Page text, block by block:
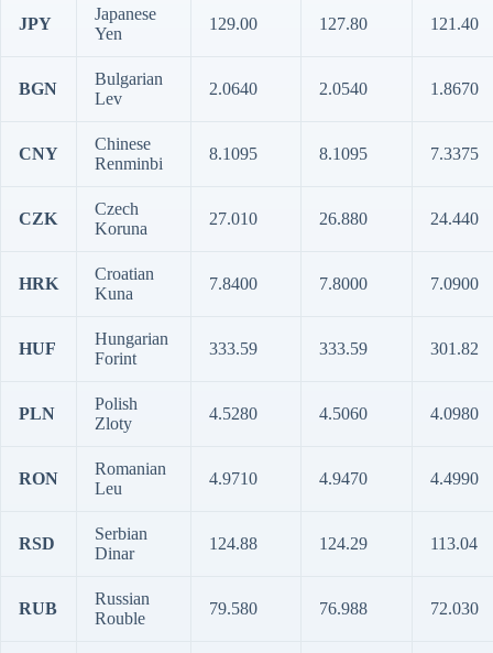
JPY
Japanese
Yen
129.00 127.80 121.40
BGN
Bulgarian
Lev
2.0640 2.0540 1.8670
CNY
Chinese
Renminbi
8.1095 8.1095 7.3375
CZK
Czech
Koruna
27.010 26.880 24.440
HRK
Croatian
Kuna
7.8400 7.8000 7.0900
HUF
Hungarian
Forint
333.59 333.59 301.82
PLN
Polish
Zloty
4.5280 4.5060 4.0980
RON
Romanian
Leu
4.9710 4.9470 4.4990
RSD
Serbian
Dinar
124.88 124.29 113.04
RUB
Russian
Rouble
79.580 76.988 72.030